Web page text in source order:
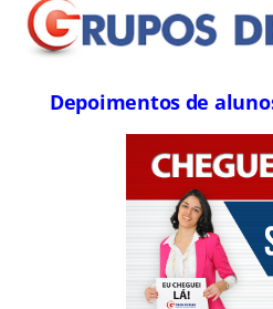
Depoimentos de